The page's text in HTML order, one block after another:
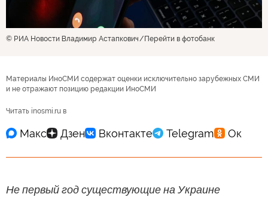
© РИА Новости Владимир Астапкович Перейти в фотобанк
Материалы ИноСМИ содержат оценки исключительно зарубежных СМИ
и не отражают позицию редакции ИноСМИ
Читать inosmi.ru в
Не первый год существующие на Украине